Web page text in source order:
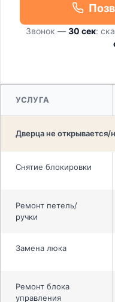
Звонок — 30 сек:
УСЛУГА
Дверца не открывается/
Снятие блокировки
Ремонт петель/
ручки
Замена люка
Ремонт блока
управления